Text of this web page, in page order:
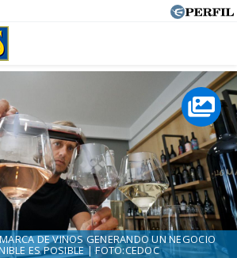
DE VINOS GENERANDO UN NEGOCIO
ES POSIBLE | FOTO:CEDOC